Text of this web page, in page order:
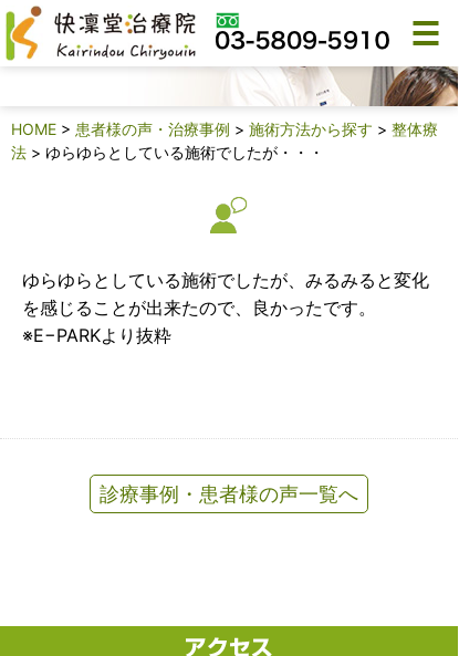
診療事例・患者様の声
HOME > 患者様の声・治療事例 > 施術方法から探す > 整体療
法 > ゆらゆらとしている施術でしたが・・・
ゆらゆらとしている施術でしたが、みるみると変化
を感じることが出来たので、良かったです。
※E−PARKより抜粋
診療事例・患者様の声一覧へ